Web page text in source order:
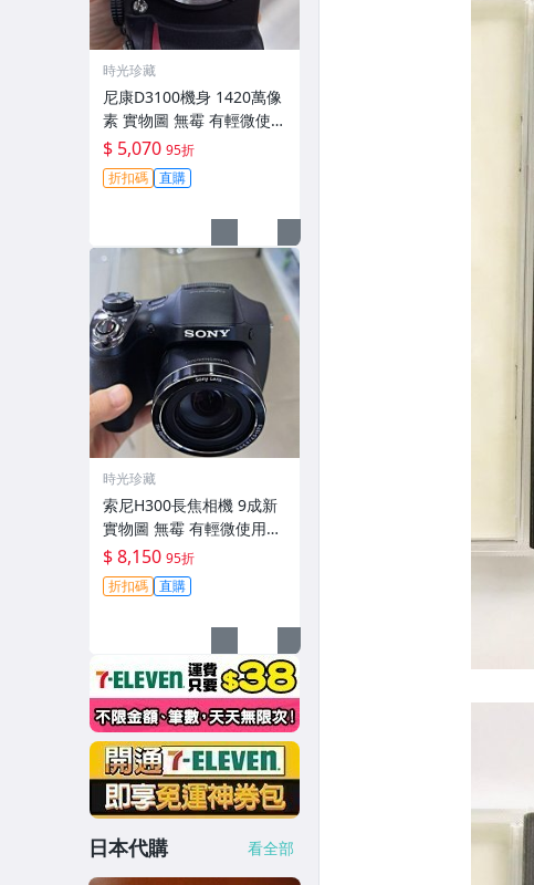
時光珍藏
尼康D3100機身 1420萬像
素 實物圖 無霉 有輕微使用
痕跡 機身原裝 無拆修無翻
新 臨-343
$ 5,070 95折
折扣碼 直購
時光珍藏
索尼H300長焦相機 9成新
實物圖 無霉 有輕微使用痕
跡 機身鏡頭原裝 無拆修無
翻新-3430
$ 8,150 95折
折扣碼 直購
日本代購 看全部